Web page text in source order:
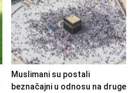
Muslimani su postali
beznačajni u odnosu na druge